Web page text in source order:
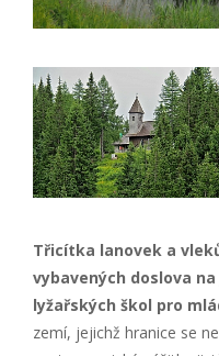
Třicítka lanovek a
vybavených doslova
lyžařských škol pro
zemí, jejichž hranice se